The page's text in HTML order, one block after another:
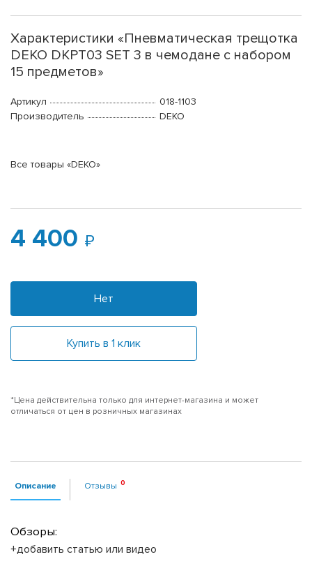
Характеристики «Пневматическая трещотка
DEKO DKPT03 SET 3 в чемодане с набором
15 предметов»
Артикул
018-1103
Производитель
DEKO
Все товары «DEKO»
4 400
Нет
Купить в 1 клик
*Цена действительна только для интернет-магазина и может
отличаться от цен в розничных магазинах
Описание Отзывы
Обзоры:
+добавить статью или видео